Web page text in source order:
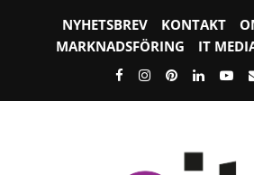
NYHETSBREV KONTAKT
MARKNADSFÖRING
IT